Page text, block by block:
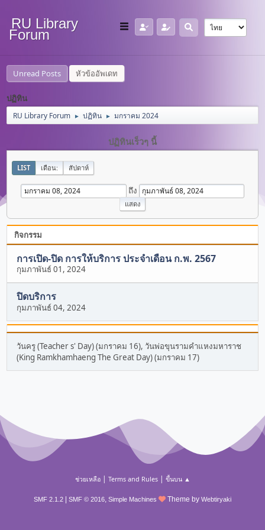
RU Library
Forum
Unread Posts หัวข้ออัพเดท
ปฏิทิน
RU Library Forum ► ปฏิทิน ► มกราคม 2024
ปฏิทินเร็วๆ นี้
LIST เดือน: สัปดาห์
ถึง
กิจกรรม
การเปิด-ปิด การให้บริการ ประจำเดือน ก.พ. 2567
กุมภาพันธ์ 01, 2024
ปิดบริการ
กุมภาพันธ์ 04, 2024
วันครู (Teacher s' Day) (มกราคม 16), วันพ่อขุนรามคำแหงมหาราช
(King Ramkhamhaeng The Great Day) (มกราคม 17)
ช่วยเหลือ| Terms and Rules| ขึ้นบน ▲
SMF 2.1.2 SMF © 2016, Simple Machines Theme by Webtiryaki